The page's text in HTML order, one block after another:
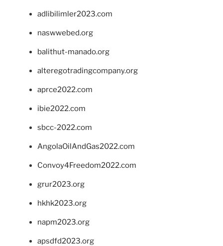
adlibilimler2023.com
naswwebed.org
balithut-manado.org
alteregotradingcompany.org
aprce2022.com
ibie2022.com
sbcc-2022.com
AngolaOilAndGas2022.com
Convoy4Freedom2022.com
grur2023.org
hkhk2023.org
napm2023.org
apsdfd2023.org